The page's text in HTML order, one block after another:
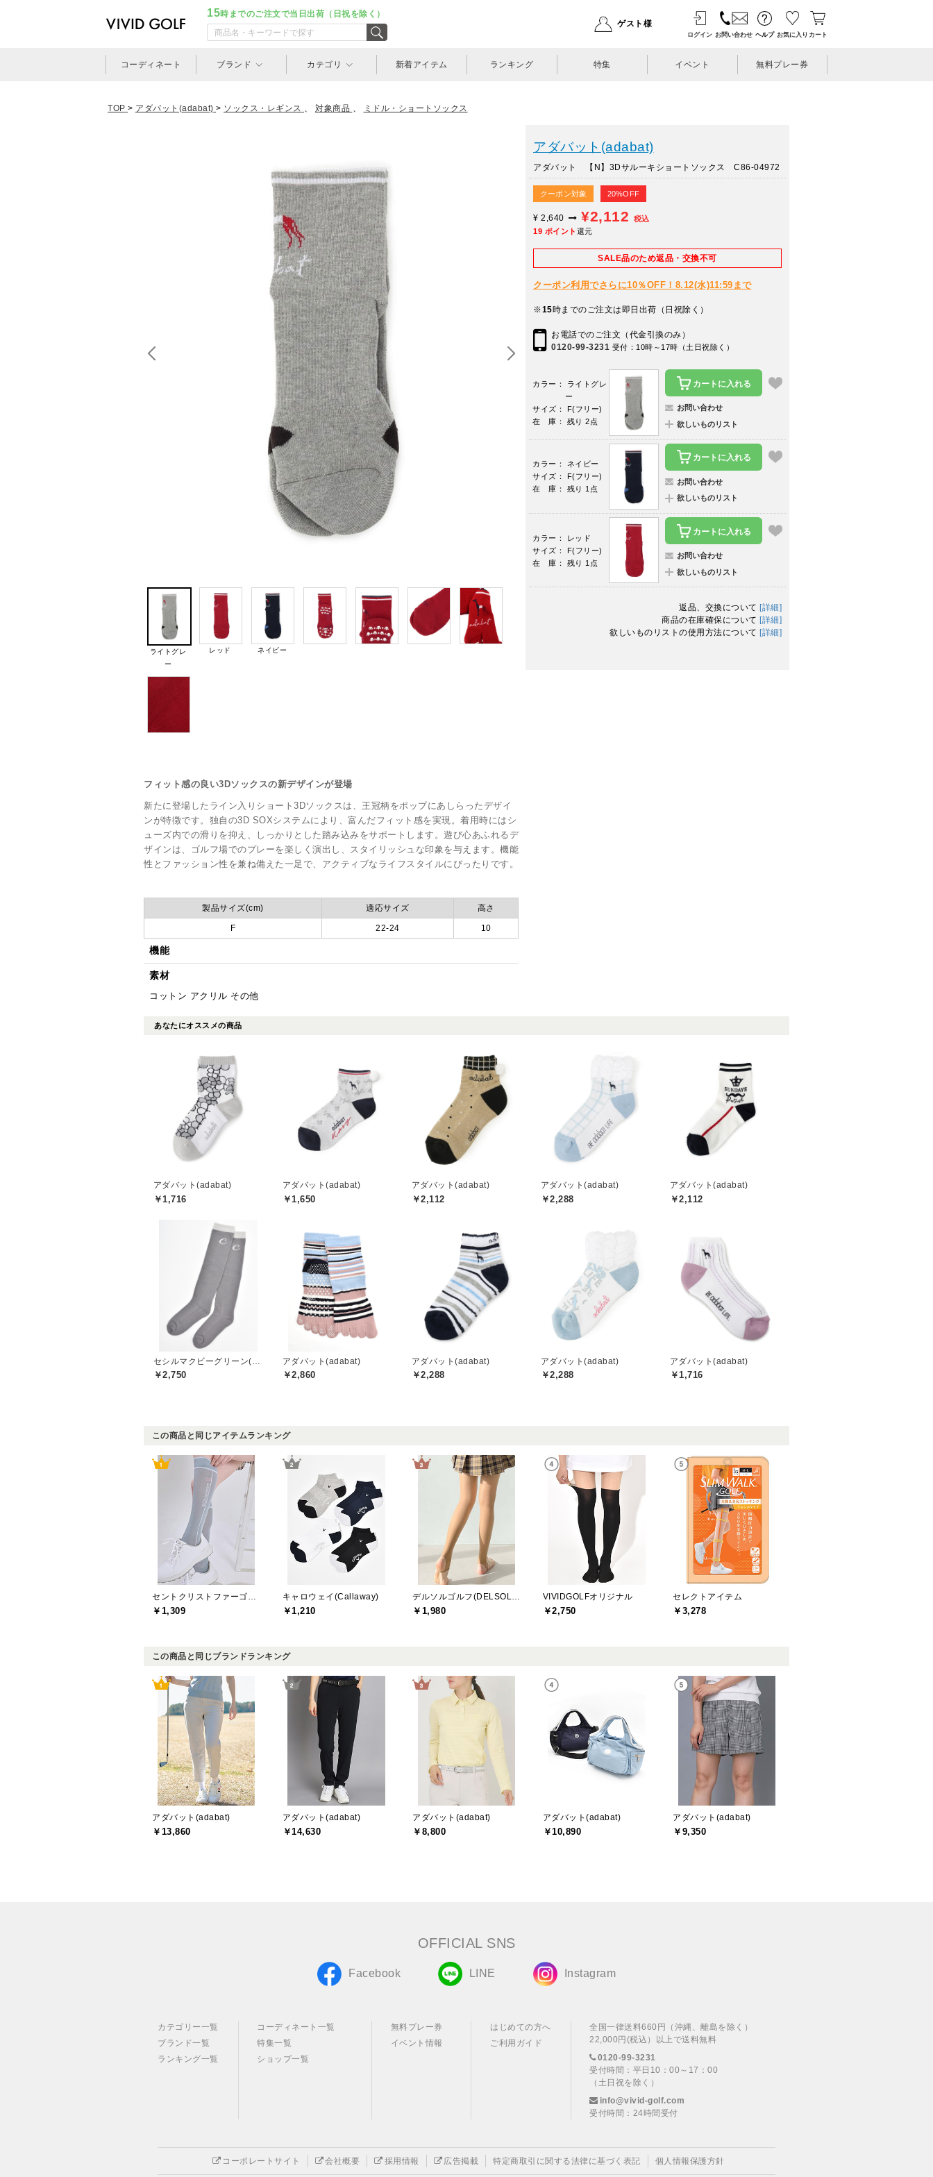
15時までのご注文で当日出荷（日祝を除く）
ゲスト様
ログイン お問い合わせ ヘルプ お気に入り カート
コーディネート ブランド カテゴリ 新着アイテム ランキング 特集 イベント 無料プレー券
TOP > アダバット(adabat) > ソックス・レギンス 、 対象商品 、 ミドル・ショートソックス
ライトグレ
ー
レッド ネイビー
フィット感の良い3Dソックスの新デザインが登場
新たに登場したライン入りショート3Dソックスは、王冠柄をポップにあしらったデザイ
ンが特徴です。独自の3D SOXシステムにより、富んだフィット感を実現。着用時にはシ
ューズ内での滑りを抑え、しっかりとした踏み込みをサポートします。遊び心あふれるデ
ザインは、ゴルフ場でのプレーを楽しく演出し、スタイリッシュな印象を与えます。機能
性とファッション性を兼ね備えた一足で、アクティブなライフスタイルにぴったりです。
製品サイズ(cm) 適応サイズ 高さ
F 22-24 10
機能
素材
コットン アクリル その他
アダバット(adabat)
アダバット 【N】3Dサルーキショートソックス C86-04972
クーポン対象 20%OFF
¥ 2,640 ¥2,112
税込
19 ポイント 還元
SALE品のため返品・交換不可
クーポン利用でさらに10％OFF！8.12(水)11:59まで
※15時までのご注文は即日出荷（日祝除く）
お電話でのご注文（代金引換のみ）
0120-99-3231 受付：10時～17時（土日祝除く）
カラー： ライトグレ
ー
サイズ： F(フリー)
在 庫： 残り 2点
カートに入れる
お問い合わせ
欲しいものリスト
カラー： ネイビー
サイズ： F(フリー)
在 庫： 残り 1点
カートに入れる
お問い合わせ
欲しいものリスト
カラー： レッド
サイズ： F(フリー)
在 庫： 残り 1点
カートに入れる
お問い合わせ
欲しいものリスト
返品、交換について [詳細]
商品の在庫確保について [詳細]
欲しいものリストの使用方法について [詳細]
あなたにオススメの商品
アダバット(adabat)
￥1,716
アダバット(adabat)
￥1,650
アダバット(adabat)
￥2,112
アダバット(adabat)
￥2,288
アダバット(adabat)
￥2,112
￥2,750
アダバット(adabat)
￥2,860
アダバット(adabat)
￥2,288
アダバット(adabat)
￥2,288
アダバット(adabat)
￥1,716
この商品と同じアイテムランキング
￥1,309
キャロウェイ(Callaway)
￥1,210 ￥1,980
VIVIDGOLFオリジナル
￥2,750
セレクトアイテム
￥3,278
この商品と同じブランドランキング
アダバット(adabat)
￥13,860
アダバット(adabat)
￥14,630
アダバット(adabat)
￥8,800
アダバット(adabat)
￥10,890
アダバット(adabat)
￥9,350
OFFICIAL SNS
Facebook LINE Instagram
カテゴリー一覧
ブランド一覧
ランキング一覧
コーディネート一覧
特集一覧
ショップ一覧
無料プレー券
イベント情報
はじめての方へ
ご利用ガイド
全国一律送料660円（沖縄、離島を除く）
22,000円(税込）以上で送料無料
0120-99-3231
受付時間：平日10：00～17：00
（土日祝を除く）
info@vivid-golf.com
受付時間：24時間受付
コーポレートサイト 会社概要 採用情報 広告掲載 特定商取引に関する法律に基づく表記 個人情報保護方針